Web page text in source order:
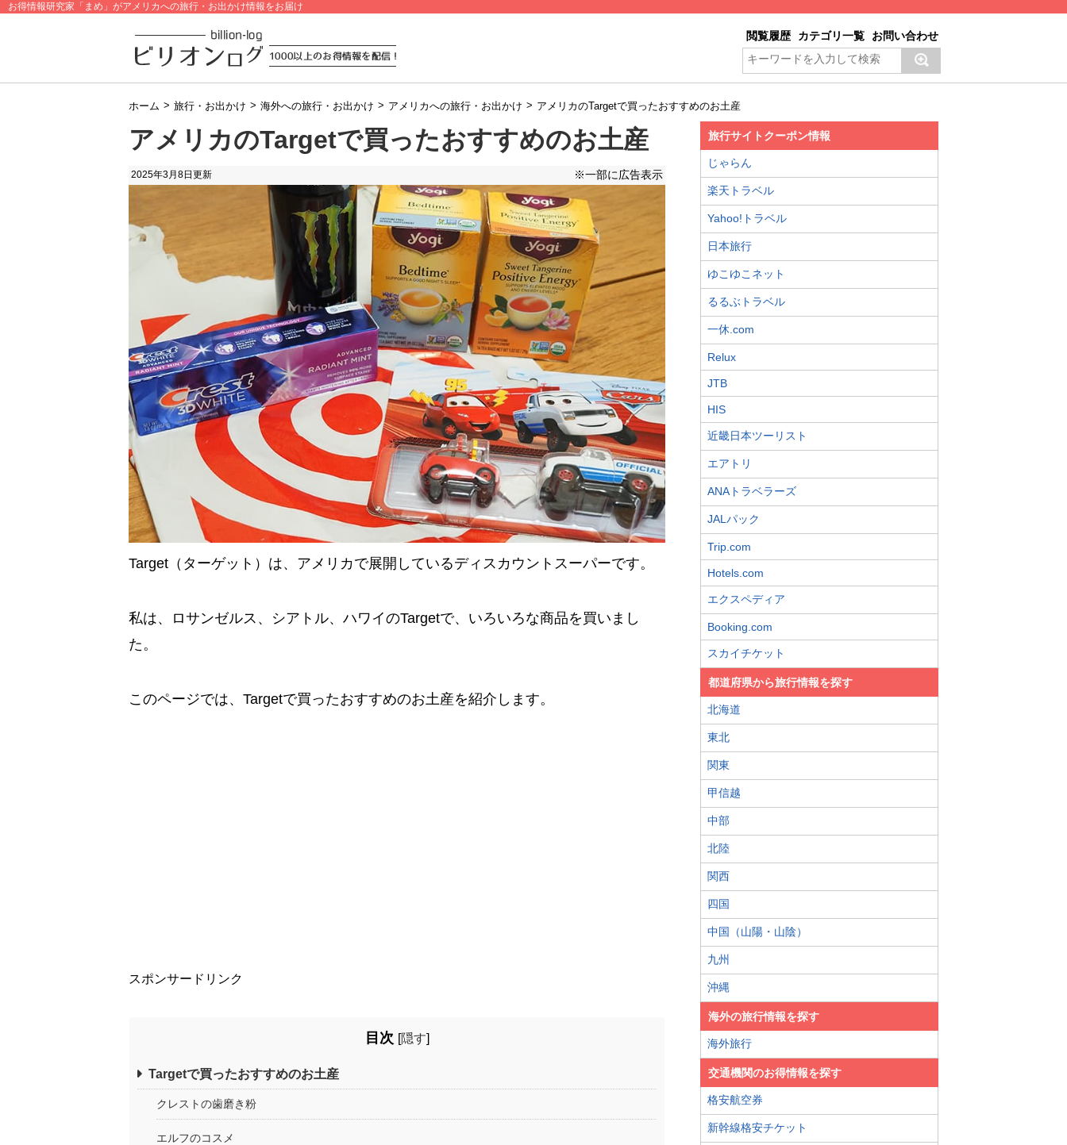
お得情報研究家「まめ」がアメリカへの旅行・お出かけ情報をお届け
閲覧履歴 カテゴリ一覧 お問い合わせ
ホーム > 旅行・お出かけ > 海外への旅行・お出かけ > アメリカへの旅行・お出かけ > アメリカのTargetで買ったおすすめのお土産
アメリカのTargetで買ったおすすめのお土産
2025年3月8日 更新 ※一部に広告表示
Target（ターゲット）は、アメリカで展開しているディスカウントスーパーです。
私は、ロサンゼルス、シアトル、ハワイのTargetで、いろいろな商品を買いまし
た。
このページでは、Targetで買ったおすすめのお土産を紹介します。
スポンサードリンク
目次 [隠す]
Targetで買ったおすすめのお土産
クレストの歯磨き粉
エルフのコスメ
旅行サイトクーポン情報
じゃらん
楽天トラベル
Yahoo!トラベル
日本旅行
ゆこゆこネット
るるぶトラベル
一休.com
Relux
JTB
HIS
近畿日本ツーリスト
エアトリ
ANAトラベラーズ
JALパック
Trip.com
Hotels.com
エクスペディア
Booking.com
スカイチケット
都道府県から旅行情報を探す
北海道
東北
関東
甲信越
中部
北陸
関西
四国
中国（山陽・山陰）
九州
沖縄
海外の旅行情報を探す
海外旅行
交通機関のお得情報を探す
格安航空券
新幹線格安チケット